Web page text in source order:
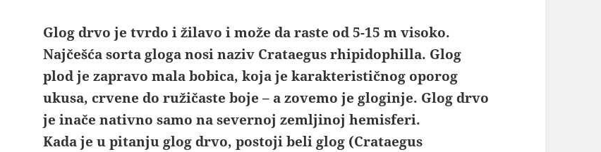
Glog drvo je tvrdo i žilavo i može da raste od 5-15 m visoko.
Najčešća sorta gloga nosi naziv Crataegus rhipidophilla. Glog
plod je zapravo mala bobica, koja je karakterističnog oporog
ukusa, crvene do ružičaste boje – a zovemo je gloginje. Glog drvo
je inače nativno samo na severnoj zemljinoj hemisferi.
Kada je u pitanju glog drvo, postoji beli glog (Crataegus